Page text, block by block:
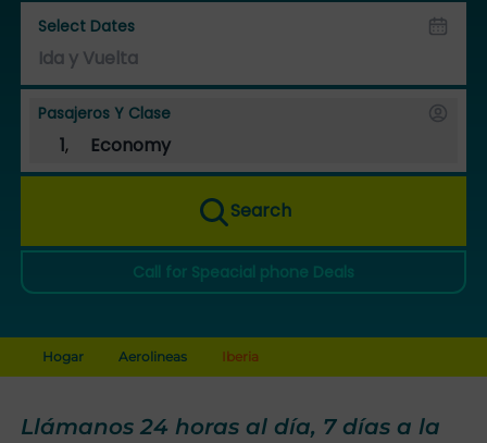
Select Dates
Pasajeros Y Clase
1, Economy
Search
Call for Speacial phone Deals
Hogar Aerolineas Iberia
Llámanos 24 horas al día, 7 días a la